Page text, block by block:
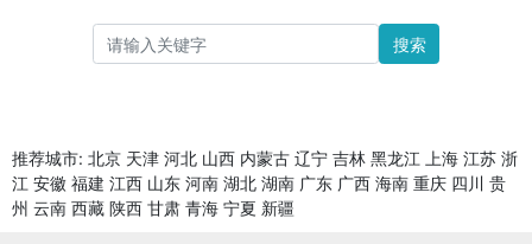
搜索
推荐城市: 北京 天津 河北 山西 内蒙古 辽宁 吉林 黑龙江 上海 江苏 浙
江 安徽 福建 江西 山东 河南 湖北 湖南 广东 广西 海南 重庆 四川 贵
州 云南 西藏 陕西 甘肃 青海 宁夏 新疆